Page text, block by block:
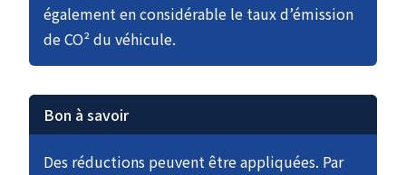
également en considérable le taux d’émission
de CO² du véhicule.
Bon à savoir
Des réductions peuvent être appliquées. Par